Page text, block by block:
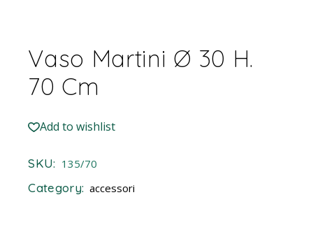
Vaso Martini Ø 30 H.
70 Cm
Add to wishlist
SKU: 135/70
Category: accessori